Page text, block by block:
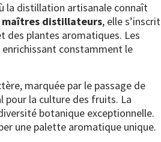
la distillation artisanale connaît
maîtres distillateurs, elle s’inscrit
plantes aromatiques. Les
constamment le
marquée par le passage de
pour la culture des fruits. La
botanique exceptionnelle.
une palette aromatique unique.